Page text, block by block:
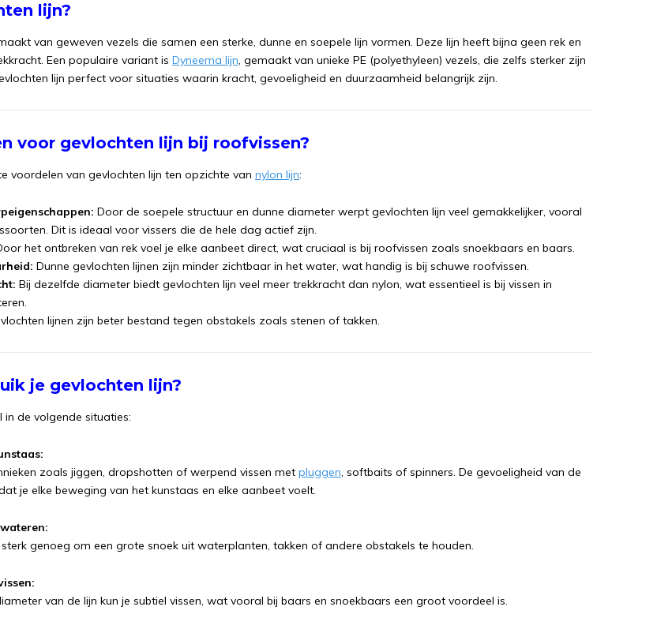
lijn?
van geweven vezels die samen een sterke, dunne en soepele lijn vormen. Deze lijn heeft bijna geen rek en
Een populaire variant is Dyneema lijn, gemaakt van unieke PE (polyethyleen) vezels, die zelfs sterker zijn
lijn perfect voor situaties waarin kracht, gevoeligheid en duurzaamheid belangrijk zijn.
voor gevlochten lijn bij roofvissen?
voordelen van gevlochten lijn ten opzichte van nylon lijn:
Door de soepele structuur en dunne diameter werpt gevlochten lijn veel gemakkelijker, vooral
Dit is ideaal voor vissers die de hele dag actief zijn.
het ontbreken van rek voel je elke aanbeet direct, wat cruciaal is bij roofvissen zoals snoekbaars en baars.
Dunne gevlochten lijnen zijn minder zichtbaar in het water, wat handig is bij schuwe roofvissen.
Bij dezelfde diameter biedt gevlochten lijn veel meer trekkracht dan nylon, wat essentieel is bij vissen in
lijnen zijn beter bestand tegen obstakels zoals stenen of takken.
je gevlochten lijn?
in de volgende situaties:
zoals jiggen, dropshotten of werpend vissen met pluggen, softbaits of spinners. De gevoeligheid van de
je elke beweging van het kunstaas en elke aanbeet voelt.
sterk genoeg om een grote snoek uit waterplanten, takken of andere obstakels te houden.
van de lijn kun je subtiel vissen, wat vooral bij baars en snoekbaars een groot voordeel is.